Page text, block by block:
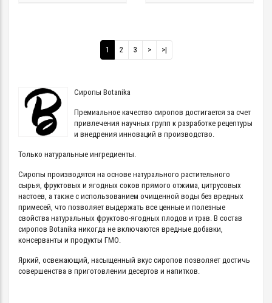
1 2 3 > >|
Сиропы Botanika
Премиальное качество сиропов достигается за счет
привлечения научных групп к разработке рецептуры
и внедрения инноваций в производство.
Только натуральные ингредиенты.
Сиропы производятся на основе натурального растительного
сырья, фруктовых и ягодных соков прямого отжима, цитрусовых
настоев, а также с использованием очищенной воды без вредных
примесей, что позволяет выдержать все ценные и полезные
свойства натуральных фруктово-ягодных плодов и трав . В состав
сиропов Botanika никогда не включаются вредные добавки,
консерванты и продукты ГМО.
Яркий, освежающий, насыщенный вкус сиропов позволяет достичь
совершенства в приготовлении десертов и напитков.